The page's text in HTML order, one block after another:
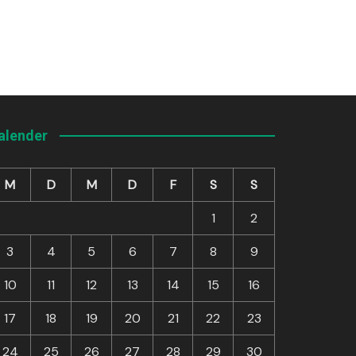
M D M D F S
S
1
2
3
4 5 6 7 8
9
10
11 12 13 14 15
16
17
18 19 20 21 22
23
24
25 26 27 28 29 30